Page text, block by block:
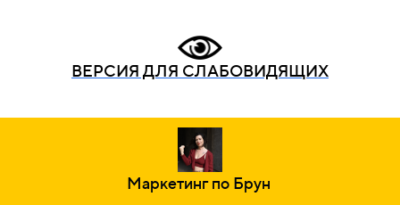
ВЕРСИЯ ДЛЯ СЛАБОВИДЯЩИХ
Маркетинг по Брун